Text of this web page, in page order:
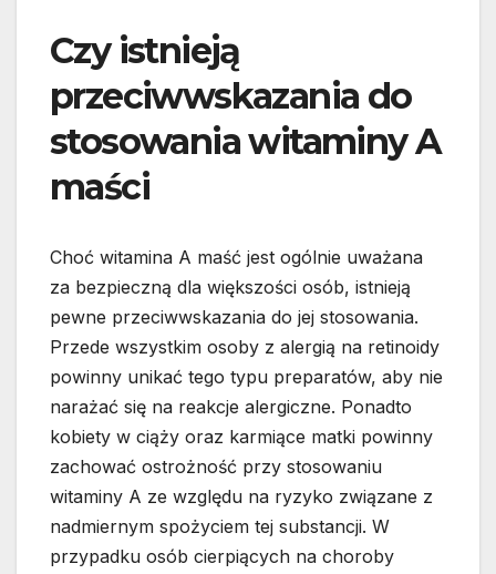
Czy istnieją
przeciwwskazania do
stosowania witaminy A
maści
Choć witamina A maść jest ogólnie uważana
za bezpieczną dla większości osób, istnieją
pewne przeciwwskazania do jej stosowania.
Przede wszystkim osoby z alergią na retinoidy
powinny unikać tego typu preparatów, aby nie
narażać się na reakcje alergiczne. Ponadto
kobiety w ciąży oraz karmiące matki powinny
zachować ostrożność przy stosowaniu
witaminy A ze względu na ryzyko związane z
nadmiernym spożyciem tej substancji. W
przypadku osób cierpiących na choroby